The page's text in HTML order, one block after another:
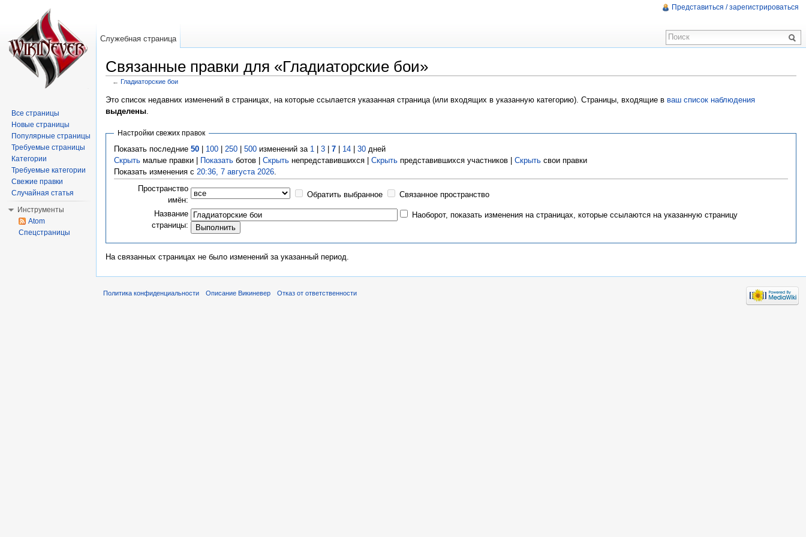
Связанные правки для «Гладиаторские бои»
← Гладиаторские бои
Это список недавних изменений в страницах, на которые ссылается указанная страница (или входящих в указанную категорию). Страницы, входящие в ваш список наблюдения
выделены
Настройки свежих правок
Показать последние 50| 100| 250| 500изменений за 1 | 3| 7| 14| 30дней
Скрытьмалые правки | Показатьботов | Скрытьнепредставившихся | Скрытьпредставившихся участников | Скрытьсвои правки
Показать изменения с 20:36, 7 августа 2026.
Пространство
имён:
Обратить выбранное Связанное пространство
Название
страницы:
Наоборот, показать изменения на страницах, которые ссылаются на указанную страницу
На связанных страницах не было изменений за указанный период.
Представиться / зарегистрироваться
Служебная страница
Все страницы
Новые страницы
Популярные страницы
Требуемые страницы
Категории
Требуемые категории
Свежие правки
Случайная статья
Инструменты
Atom
Спецстраницы
Политика конфиденциальности Описание Викиневер Отказ от ответственности